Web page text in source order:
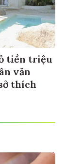
tiền triệu
văn
thích